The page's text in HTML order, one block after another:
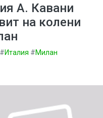
А. Кавани
на колени
#Италия #Милан